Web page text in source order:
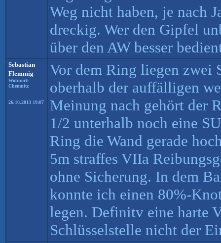
Weg nicht haben, je nach
dreckig. Wer den Gipfel
über den AW besser
Sebastian
Flemmig
Wohnort:
Chemnitz
26.10.2013 19:07
Vor dem Ring liegen zwei
oberhalb der auffälligen
Meinung nach gehört der
1/2 unterhalb noch eine
Ring die Wand gerade
5m straffes VIIa
ohne Sicherung. In dem
konnte ich einen 80%-
legen. Definitv eine harte
Schlüsselstelle nicht der